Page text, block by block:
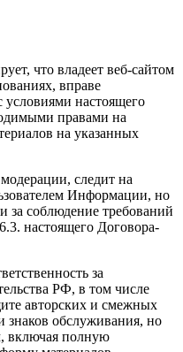
что владеет веб-сайтом
вправе
условиями настоящего
правами на
на указанных
следит на
Информации, но
за соблюдение требований
настоящего Договора-
за
РФ, в том числе
авторских и смежных
знаков обслуживания, но
включая полную